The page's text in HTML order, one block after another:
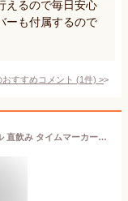
えるので毎日安心
ーも付属するので
すすめコメント (1件) >
ボトル 水筒 ガラス 大容量 750ml ポータブル 直飲み タイムマーカー付きウォーターボトル BPAフリー スポーツウォーターボトル 大人 子ども アウトドア 登山用 キャンプ ランニング ジム ハイキング 自転車 すいとう